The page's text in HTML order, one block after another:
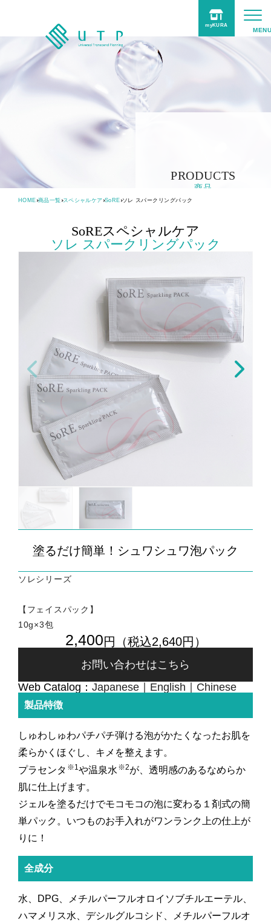
myKURA
UTPについて
事業紹介
Online Shop
採用情報
コンセプトムービー
ご注文ルームはこちら
HOME 商品一覧 スペシャルケア SoRE ソレ スパークリングパック
PRODUCTS
商品
SoREスペシャルケア
ソレ スパークリングパック
塗るだけ簡単！シュワシュワ泡パック
ソレシリーズ
【フェイスパック】
10g×3包
2,400円（税込2,640円）
お問い合わせはこちら
Web Catalog： Japanese English Chinese
製品特徴
しゅわしゅわパチパチ弾ける泡がかたくなったお肌を
柔らかくほぐし、キメを整えます。
プラセンタ ※1や温泉水 ※2が、透明感のあるなめらか
肌に仕上げます。
ジェルを塗るだけでモコモコの泡に変わる１剤式の簡
単パック。いつものお手入れがワンランク上の仕上が
りに！
全成分
水、DPG、メチルパーフルオロイソブチルエーテル、
ハマメリス水、デシルグルコシド、メチルパーフルオ